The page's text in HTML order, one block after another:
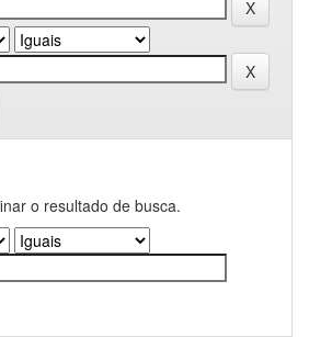
o resultado de busca.